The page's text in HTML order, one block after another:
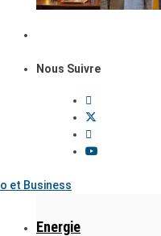
Nous Suivre
et Business
Energie